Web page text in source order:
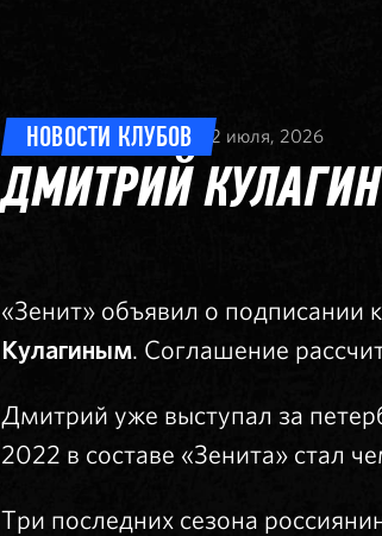
НОВОСТИ КЛУБОВ 2 июля, 2026
ДМИТРИЙ
«Зенит» объявил о подписании
Кулагиным. Соглашение
Дмитрий уже выступал за
2022 в составе «Зенита» стал
Три последних сезона